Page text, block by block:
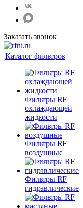
Заказать звонок
Каталог фильтров
Фильтры RF
охлаждающей
жидкости
Фильтры RF
воздушные
Фильтры RF
гидравлические